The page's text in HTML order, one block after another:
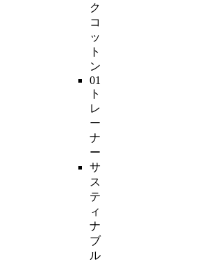
ク
コ
ッ
ト
ン
01
ト
レ
ー
ナ
ー
サ
ス
テ
ィ
ナ
ブ
ル